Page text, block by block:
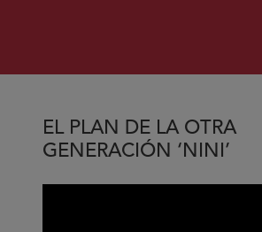
EL PLAN DE LA OTRA
GENERACIÓN ‘NINI’